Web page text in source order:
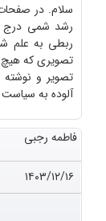
سلام. در
رشد شمی درج
ربطی به علم
تصویری که هیچ
تصویر و نوشته
آلوده به
فاطمه رجبی
۱۴۰۳/۱۲/۱۶